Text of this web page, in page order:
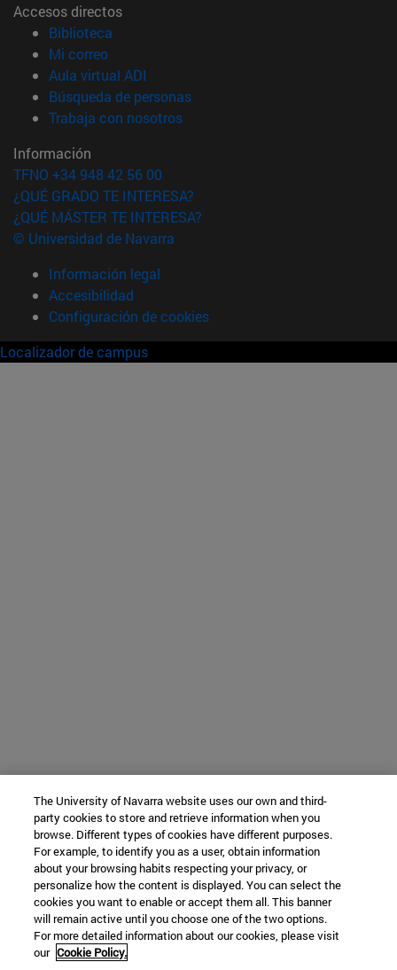
Accesos directos
Biblioteca
Mi correo(abre en nueva ventana)
Aula virtual ADI
Búsqueda de personas(abre en nueva ventana)
Trabaja con nosotros(abre en nueva ventana)
Información
TFNO +34 948 42 56 00
¿QUÉ GRADO TE INTERESA?
¿QUÉ MÁSTER TE INTERESA?
© Universidad de Navarra
Información legal
Accesibilidad
Configuración de cookies
Localizador de campus
The University of Navarra website uses our own and third-
party cookies to store and retrieve information when you
browse. Different types of cookies have different purposes.
For example, to identify you as a user, obtain information
about your browsing habits respecting your privacy, or
personalize how the content is displayed. You can select the
cookies you want to enable or accept them all. This banner
will remain active until you choose one of the two options.
For more detailed information about our cookies, please visit
our Cookie Policy.